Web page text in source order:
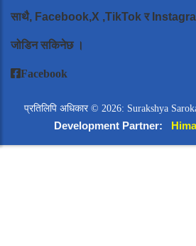
साथै, Facebook,X ,TikTok र Instagram
जोडिन सकिनेछ ।
Facebook
प्रतिलिपि अधिकार © 2026: Surakshya
Development Partner: